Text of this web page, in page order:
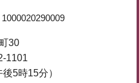
1000020290009
30
1101
5時15分）